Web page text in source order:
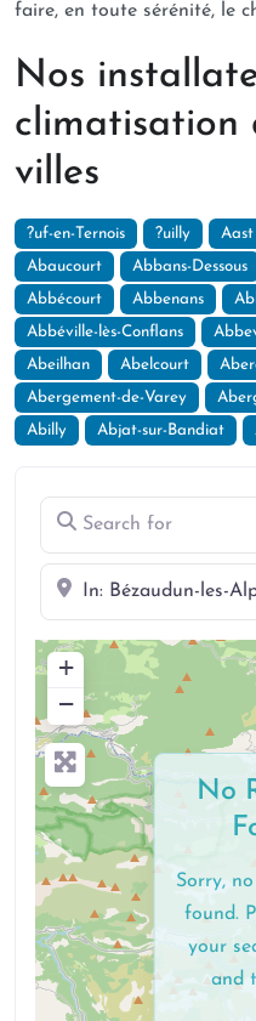
Search for
Near
+
−
No
Sorry,
found.
your
and
faire, en toute sérénité, le
Nos
climatisation
villes
?uf-en-Ternois ?uilly Aast
Abaucourt Abbans-Dessous
Abbécourt Abbenans
Abbéville-lès-Conflans
Abeilhan Abelcourt
Abergement-de-Varey
Abilly Abjat-sur-Bandiat